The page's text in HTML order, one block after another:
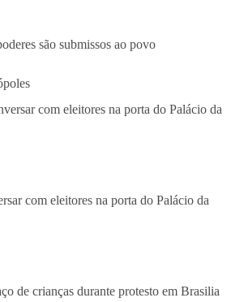
são submissos ao povo
com eleitores na porta do Palácio da